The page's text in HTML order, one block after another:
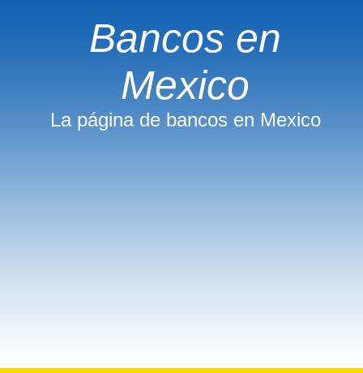
Bancos en
Mexico
La página de bancos en Mexico